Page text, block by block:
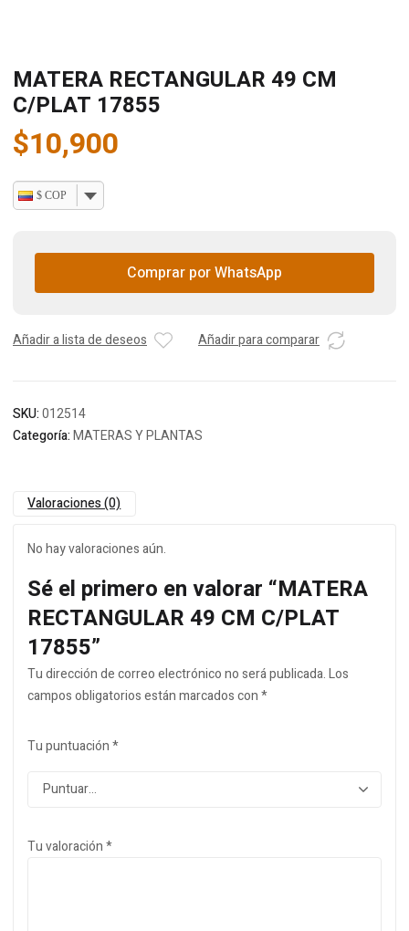
MATERA RECTANGULAR 49 CM
C/PLAT 17855
$10,900
$ COP
Comprar por WhatsApp
Añadir a lista de deseos Añadir para comparar
SKU:012514
Categoría:MATERAS Y PLANTAS
Valoraciones (0)
No hay valoraciones aún.
Sé el primero en valorar “MATERA
RECTANGULAR 49 CM C/PLAT
17855”
Tu dirección de correo electrónico no será publicada.Los
campos obligatorios están marcados con*
Tu puntuación*
Tu valoración*